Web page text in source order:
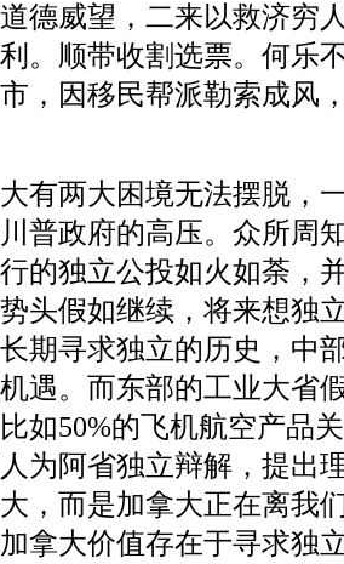
德威望，二来以救济穷
。顺带收割选票。何乐
，因移民帮派勒索成风
有两大困境无法摆脱，
普政府的高压。众所周
的独立公投如火如荼，
头假如继续，将来想独
期寻求独立的历史，中
遇。而东部的工业大省
如50%的飞机航空产品
为阿省独立辩解，提出
，而是加拿大正在离我
拿大价值存在于寻求独